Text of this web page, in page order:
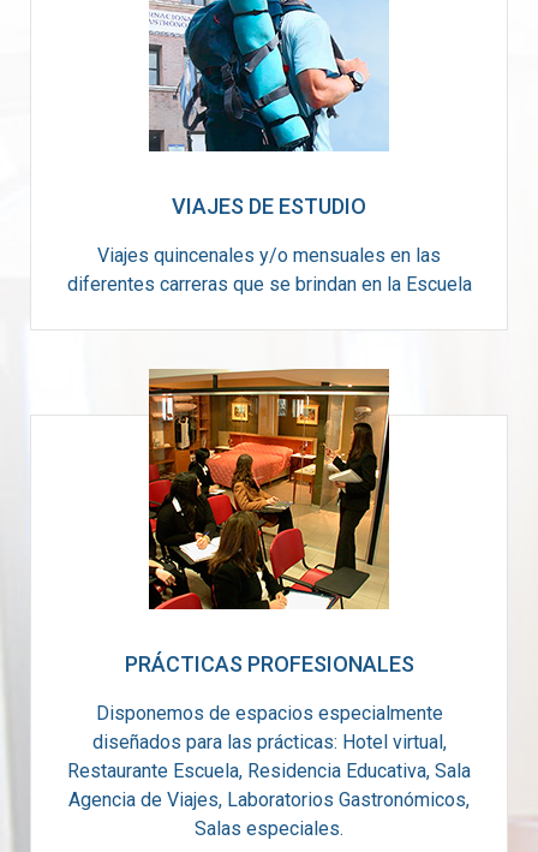
VIAJES DE ESTUDIO
Viajes quincenales y/o mensuales en las
diferentes carreras que se brindan en la Escuela
PRÁCTICAS PROFESIONALES
Disponemos de espacios especialmente
diseñados para las prácticas: Hotel virtual,
Restaurante Escuela, Residencia Educativa, Sala
Agencia de Viajes, Laboratorios Gastronómicos,
Salas especiales.